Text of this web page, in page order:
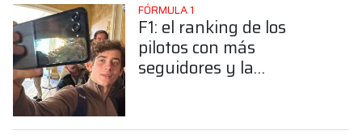
FÓRMULA 1
F1: el ranking de los
pilotos con más
seguidores y la